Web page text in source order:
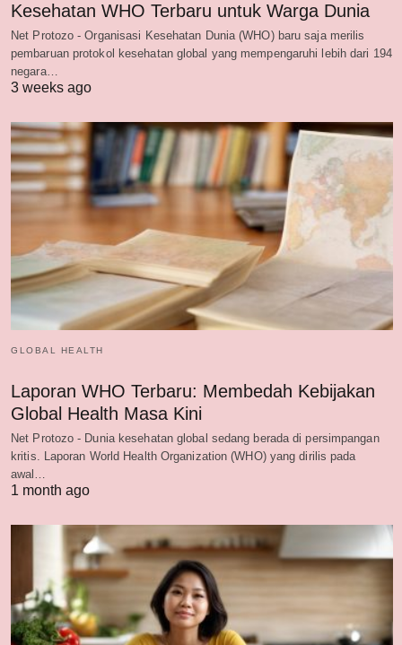
Kesehatan WHO Terbaru untuk Warga Dunia
Net Protozo - Organisasi Kesehatan Dunia (WHO) baru saja merilis
pembaruan protokol kesehatan global yang mempengaruhi lebih dari 194
negara…
3 weeks ago
GLOBAL HEALTH
Laporan WHO Terbaru: Membedah Kebijakan
Global Health Masa Kini
Net Protozo - Dunia kesehatan global sedang berada di persimpangan
kritis. Laporan World Health Organization (WHO) yang dirilis pada
awal…
1 month ago